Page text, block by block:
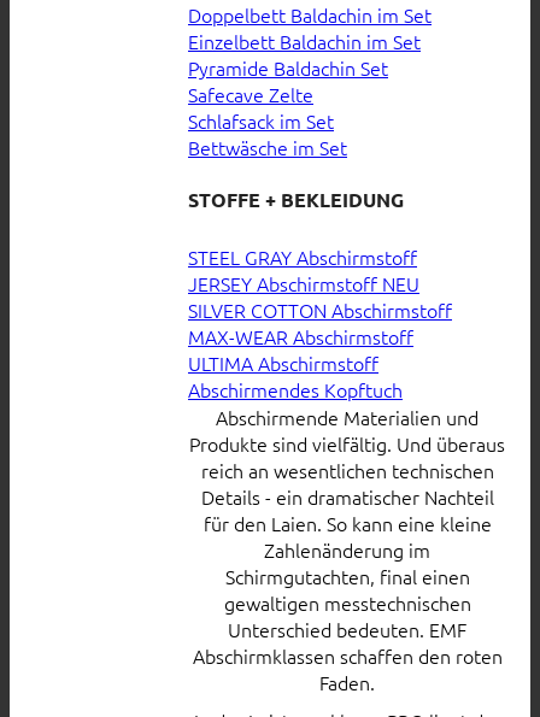
Doppelbett Baldachin im Set
Einzelbett Baldachin im Set
Pyramide Baldachin Set
Safecave Zelte
Schlafsack im Set
Bettwäsche im Set
STOFFE + BEKLEIDUNG
STEEL GRAY Abschirmstoff
JERSEY Abschirmstoff
SILVER COTTON Abschirmstoff
MAX-WEAR Abschirmstoff
ULTIMA Abschirmstoff
Abschirmendes Kopftuch
Abschirmende Materialien und
Produkte sind vielfältig. Und überaus
reich an wesentlichen technischen
Details - ein dramatischer Nachteil
für den Laien. So kann eine kleine
Zahlenänderung im
Schirmgutachten, final einen
gewaltigen messtechnischen
Unterschied bedeuten. EMF
Abschirmklassen schaffen den roten
Faden.